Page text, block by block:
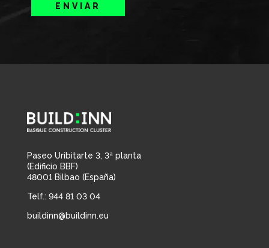
ENVIAR
Paseo Uribitarte 3, 3ª planta
(Edificio BBF)
48001 Bilbao (España)
Telf.: 944 81 03 04
buildinn@buildinn.eu